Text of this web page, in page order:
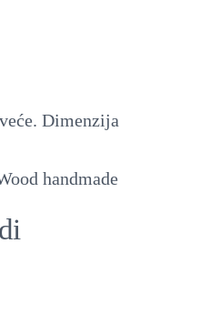
Dimenzija
handmade